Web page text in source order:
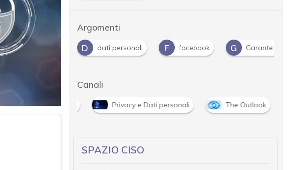
Argomenti
D dati personali F facebook G Garante Privacy G Gdpr
Canali
Norme e adeguamenti Privacy e Dati personali The Outlook
SPAZIO CISO